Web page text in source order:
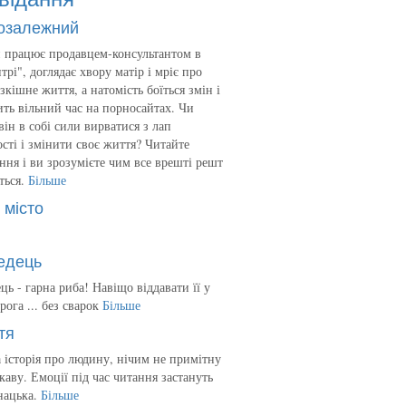
працює продавцем-консультантом в
доглядає хвору матір і мріє про
життя, а натомість боїться змін і
вільний час на порносайтах. Чи
в собі сили вирватися з лап
і змінити своє життя? Читайте
і ви зрозумієте чим все врешті решт
Більше
- гарна риба! Навіщо віддавати її у
... без сварок Більше
історія про людину, нічим не примітну
Емоції під час читання застануть
Більше